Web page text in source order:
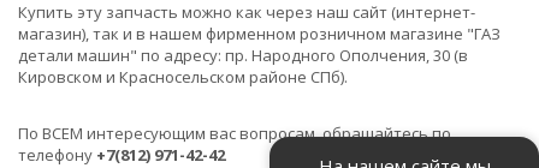
Купить эту запчасть можно как через наш сайт (интернет-
магазин), так и в нашем фирменном розничном магазине "ГАЗ
детали машин" по адресу: пр. Народного Ополчения, 30 (в
Кировском и Красносельском районе СПб).
По ВСЕМ интересующим вас вопросам, обращайтесь по
телефону +7(812) 971-42-42